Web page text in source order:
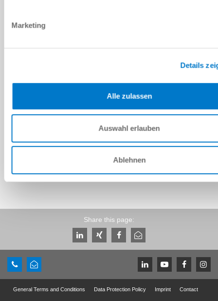
Marketing
Details
Alle zulassen
Auswahl erlauben
Ablehnen
INSTALLATION SIZE: ZSV-38
ZSV-38-3-DL
3 ... 7 [bar]
24 [V DC]
Share this page:
General Terms and Conditions Data Protection Policy Imprint Contact